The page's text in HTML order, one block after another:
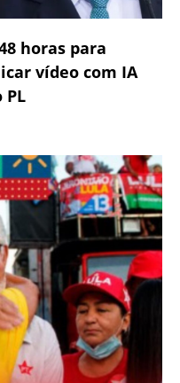
horas para
vídeo com IA
PL